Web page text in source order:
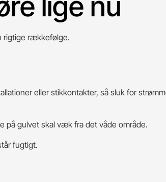
rigtige rækkefølge.
eller stikkontakter, så sluk for
på gulvet skal væk fra det våde område.
fugtigt.